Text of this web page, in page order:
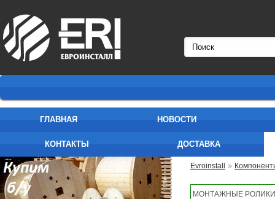
ГЛАВНАЯ НОВОСТИ
КОНТАКТЫ ДОСТАВКА
Evroinstall »
SC/APC, 70см
МОНТАЖНЫЕ РОЛИКИ